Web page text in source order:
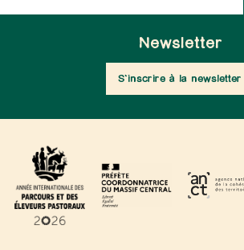
Newsletter
S'inscrire à la newsletter